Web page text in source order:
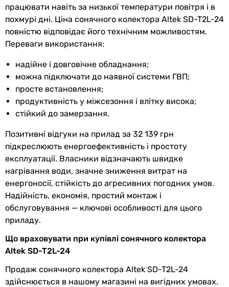
Додатково
Особливості з баком (бойлером)
Вага 474 кг
Гарантія
Побачили помилку в описі або характеристиках?
Повідомте нам про це!
Повідомити про помилку
Характеристики, комплектація та фотографії Altek SD-T2L-24
носять ознайомлювальний характер і можуть змінюватися
виробником без повідомлення. Магазин не несе
працювати навіть за низької температури повітря і в
похмурі дні. Ціна сонячного колектора Altek SD-T2L-24
повністю відповідає його технічним можливостям.
Переваги використання:
надійне і довговічне обладнання;
можна підключати до наявної системи ГВП;
просте встановлення;
продуктивність у міжсезоння і влітку висока;
стійкий до замерзання.
Позитивні відгуки на прилад за 32 139 грн
підкреслюють енергоефективність і простоту
експлуатації. Власники відзначають швидке
нагрівання води, значне зниження витрат на
енергоносії, стійкість до агресивних погодних умов.
Надійність, економія, простий монтаж і
обслуговування — ключові особливості для цього
приладу.
Що враховувати при купівлі сонячного колектора
Altek SD-T2L-24
Продаж сонячного колектора Altek SD-T2L-24
здійснюється в нашому магазині на вигідних умовах.